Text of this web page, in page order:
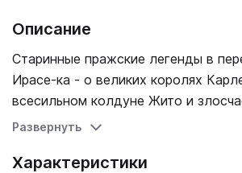
Описание
Старинные пражские легенды в
Ирасе-ка - о великих королях
всесильном колдуне Жито и
чудесных часах на Староместской
в настоящем издании по методу
Развернуть
Характеристики